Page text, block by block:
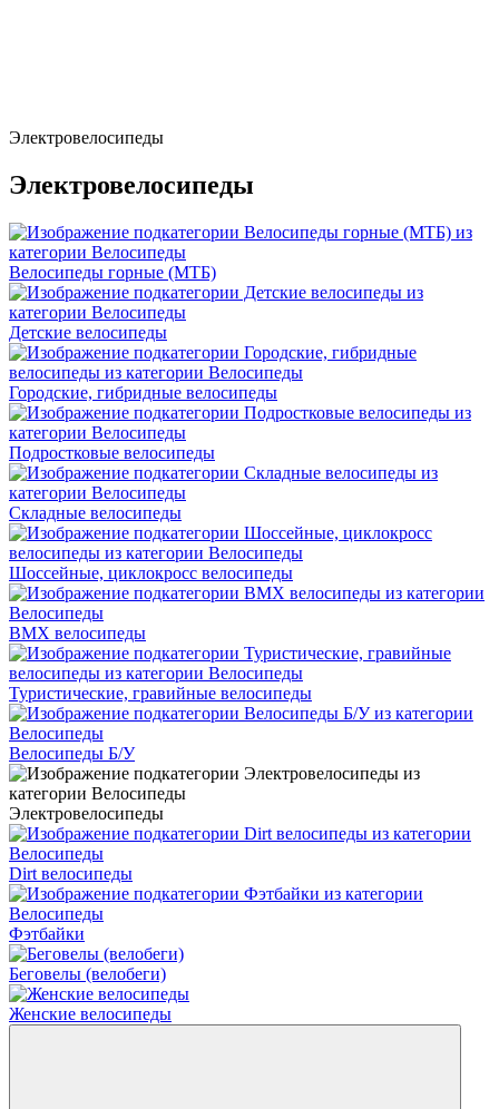
Электровелосипеды
Электровелосипеды
Велосипеды горные (МТБ)
Детские велосипеды
Городские, гибридные велосипеды
Подростковые велосипеды
Складные велосипеды
Шоссейные, циклокросс велосипеды
BMX велосипеды
Туристические, гравийные велосипеды
Велосипеды Б/У
Электровелосипеды
Dirt велосипеды
Фэтбайки
Беговелы (велобеги)
Женские велосипеды